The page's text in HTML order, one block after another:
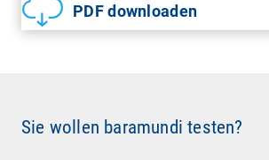
PDF downloaden
Sie wollen baramundi testen?